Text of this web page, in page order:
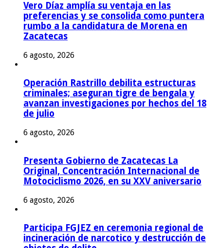
Vero Díaz amplía su ventaja en las
preferencias y se consolida como puntera
rumbo a la candidatura de Morena en
Zacatecas
6 agosto, 2026
Operación Rastrillo debilita estructuras
criminales; aseguran tigre de bengala y
avanzan investigaciones por hechos del 18
de julio
6 agosto, 2026
Presenta Gobierno de Zacatecas La
Original, Concentración Internacional de
Motociclismo 2026, en su XXV aniversario
6 agosto, 2026
Participa FGJEZ en ceremonia regional de
incineración de narcotico y destrucción de